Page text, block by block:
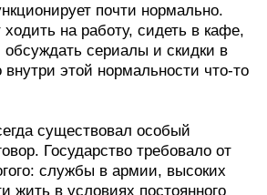
почти нормально.
на работу, сидеть в кафе,
обсуждать сериалы и скидки в
этой нормальности что-то
существовал особый
Государство требовало от
службы в армии, высоких
жить в условиях постоянного